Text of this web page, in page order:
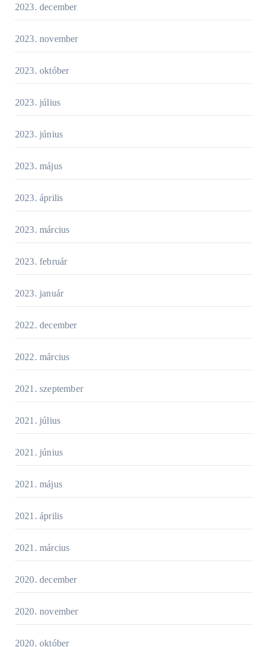
2023. december
2023. november
2023. október
2023. július
2023. június
2023. május
2023. április
2023. március
2023. február
2023. január
2022. december
2022. március
2021. szeptember
2021. július
2021. június
2021. május
2021. április
2021. március
2020. december
2020. november
2020. október